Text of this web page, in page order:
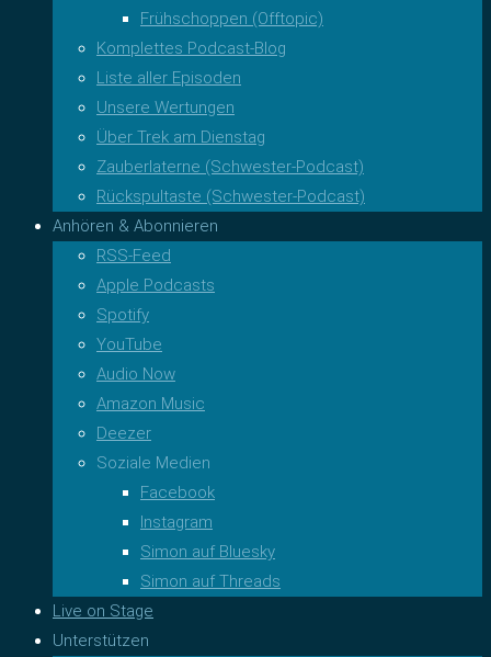
Frühschoppen (Offtopic)
Komplettes Podcast-Blog
Liste aller Episoden
Unsere Wertungen
Über Trek am Dienstag
Zauberlaterne (Schwester-Podcast)
Rückspultaste (Schwester-Podcast)
Anhören & Abonnieren
RSS-Feed
Apple Podcasts
Spotify
YouTube
Audio Now
Amazon Music
Deezer
Soziale Medien
Facebook
Instagram
Simon auf Bluesky
Simon auf Threads
Live on Stage
Unterstützen